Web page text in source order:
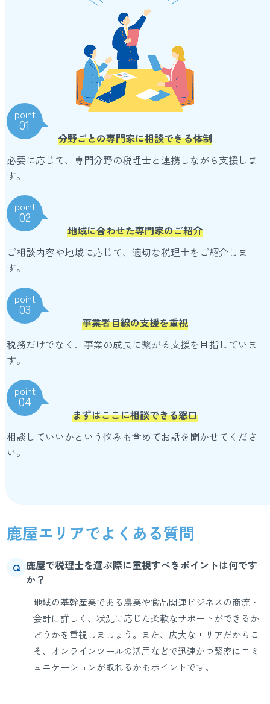
point
01
分野ごとの専門家に相談できる体制
必要に応じて、専門分野の税理士と連携しながら支援しま
す。
point
02
地域に合わせた専門家のご紹介
ご相談内容や地域に応じて、適切な税理士をご紹介しま
す。
point
03
事業者目線の支援を重視
税務だけでなく、事業の成長に繋がる支援を目指していま
す。
point
04
まずはここに相談できる窓口
相談していいかという悩みも含めてお話を聞かせてくださ
い。
鹿屋エリアでよくある質問
Q 鹿屋で税理士を選ぶ際に重視すべきポイントは何です
か？
地域の基幹産業である農業や食品関連ビジネスの商流・
会計に詳しく、状況に応じた柔軟なサポートができるか
どうかを重視しましょう。また、広大なエリアだからこ
そ、オンラインツールの活用などで迅速かつ緊密にコミ
ュニケーションが取れるかもポイントです。